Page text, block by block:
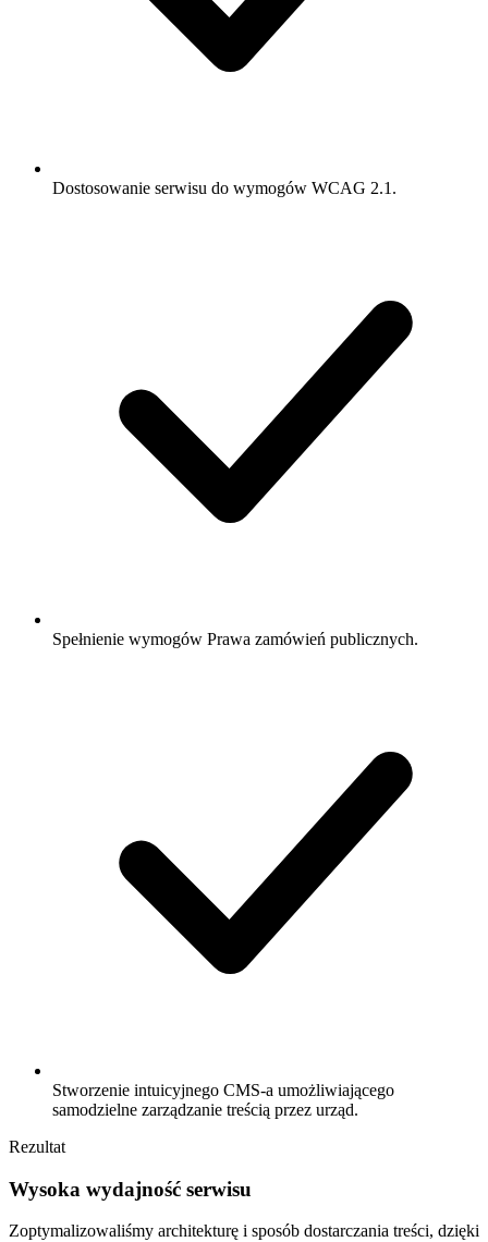
Dostosowanie serwisu do wymogów WCAG 2.1.
Spełnienie wymogów Prawa zamówień publicznych.
Stworzenie intuicyjnego CMS-a umożliwiającego
samodzielne zarządzanie treścią przez urząd.
Rezultat
Wysoka wydajność serwisu
Zoptymalizowaliśmy architekturę i sposób dostarczania treści, dzięki